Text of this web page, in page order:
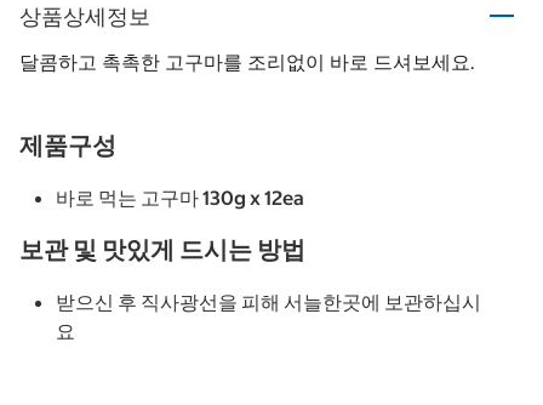
상품상세정보
달콤하고 촉촉한 고구마를 조리없이 바로 드셔보세요.
제품구성
바로 먹는 고구마 130g x 12ea
보관 및 맛있게 드시는 방법
받으신 후 직사광선을 피해 서늘한곳에 보관하십시
요